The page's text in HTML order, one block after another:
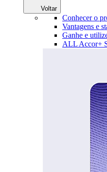
Voltar
Conhecer o
Vantagens e
Ganhe e
ALL Accor+